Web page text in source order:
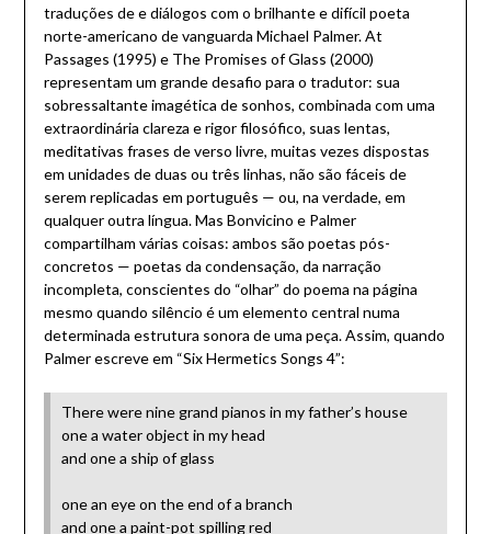
traduções de e diálogos com o brilhante e difícil poeta
norte-americano de vanguarda Michael Palmer. At
Passages (1995) e The Promises of Glass (2000)
representam um grande desafio para o tradutor: sua
sobressaltante imagética de sonhos, combinada com uma
extraordinária clareza e rigor filosófico, suas lentas,
meditativas frases de verso livre, muitas vezes dispostas
em unidades de duas ou três linhas, não são fáceis de
serem replicadas em português — ou, na verdade, em
qualquer outra língua. Mas Bonvicino e Palmer
compartilham várias coisas: ambos são poetas pós-
concretos — poetas da condensação, da narração
incompleta, conscientes do “olhar” do poema na página
mesmo quando silêncio é um elemento central numa
determinada estrutura sonora de uma peça. Assim, quando
Palmer escreve em “Six Hermetics Songs 4”:
There were nine grand pianos in my father’s house
one a water object in my head
and one a ship of glass
one an eye on the end of a branch
and one a paint-pot spilling red